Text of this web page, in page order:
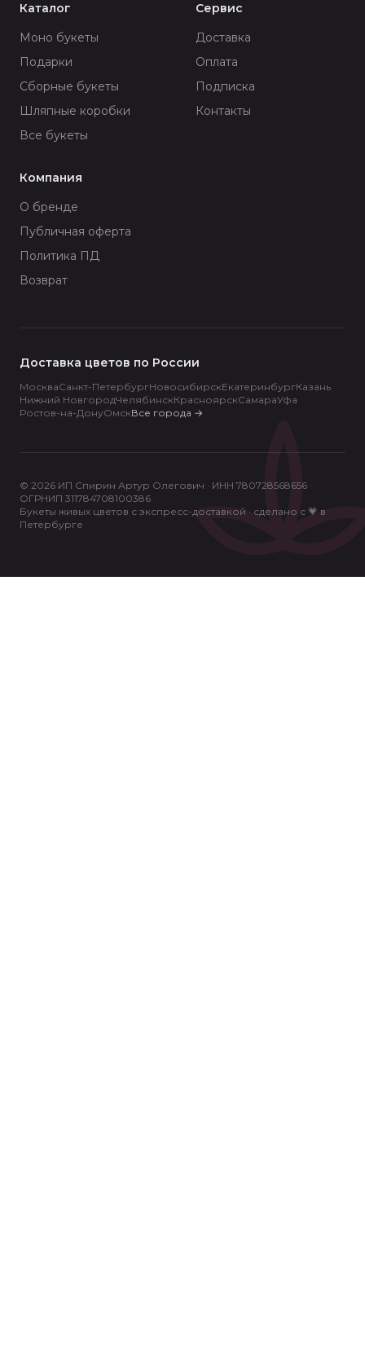
Каталог
Моно букеты
Подарки
Сборные букеты
Шляпные коробки
Все букеты
Сервис
Доставка
Оплата
Подписка
Контакты
Компания
О бренде
Публичная оферта
Политика ПД
Возврат
Доставка цветов по России
МоскваСанкт-ПетербургНовосибирскЕкатеринбургКазань
Нижний НовгородЧелябинскКрасноярскСамараУфа
Ростов-на-ДонуОмскВсе города →
© 2026 ИП Спирин Артур Олегович · ИНН 780728568656 ·
ОГРНИП 311784708100386
Букеты живых цветов с экспресс-доставкой · сделано с 💗 в
Петербурге